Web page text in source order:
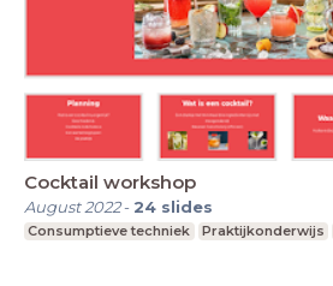
Cocktail workshop
August 2022- 24 slides
Consumptieve techniek Praktijkonderwijs